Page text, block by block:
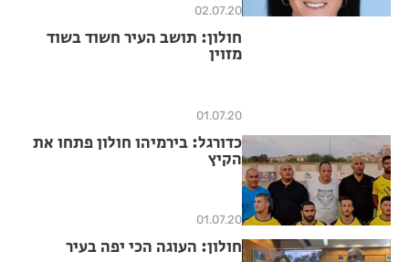
02.07.20
חולון: תושב העיר חשוד בשוד
מזוין
01.07.20
כדורגל: בירמיהו חולון פתחו את
הקיץ
01.07.20
חולון: העוגה הכי יפה בעיר